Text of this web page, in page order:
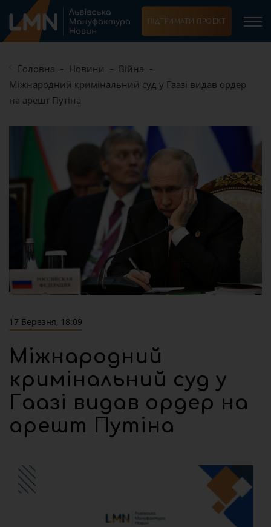
ПІДТРИМАТИ ПРОЕКТ
Головна Новини
Війна
Міжнародний кримінальний суд у Гаазі видав ордер
на арешт Путіна
17 Березня, 18:09
Міжнародний
кримінальний суд у
Гаазі видав ордер на
арешт Путіна